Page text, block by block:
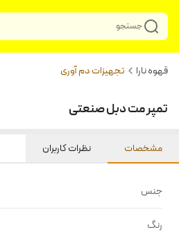
جستجو
قهوه نارا تجهیزات دم آوری
تمپر مت دبل صنعتی
مشخصات نظرات کاربران
جنس
رنگ